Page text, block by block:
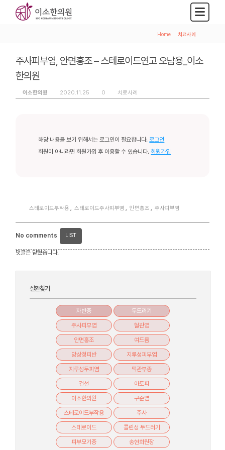
Home 치료사례
주사피부염, 안면홍조 – 스테로이드연고 오남용_이소
한의원
이소한의원 2020.11.25 0 치료사례
해당 내용을 보기 위해서는 로그인이 필요합니다.로그인
회원이 아니라면 회원가입 후 이용할 수 있습니다.회원가입
스테로이드부작용 , 스테로이드주사피부염 , 안면홍조 , 주사피부염
No comments LIST
댓글은 닫혔습니다.
질환찾기
자반증 두드러기
주사피부염 혈관염
안면홍조 여드름
망상청피반 지루성피부염
지루성두피염 맥관부종
건선 아토피
이소한의원 구순염
스테로이드부작용 주사
스테로이드 콜린성 두드러기
피부묘기증 송현희원장